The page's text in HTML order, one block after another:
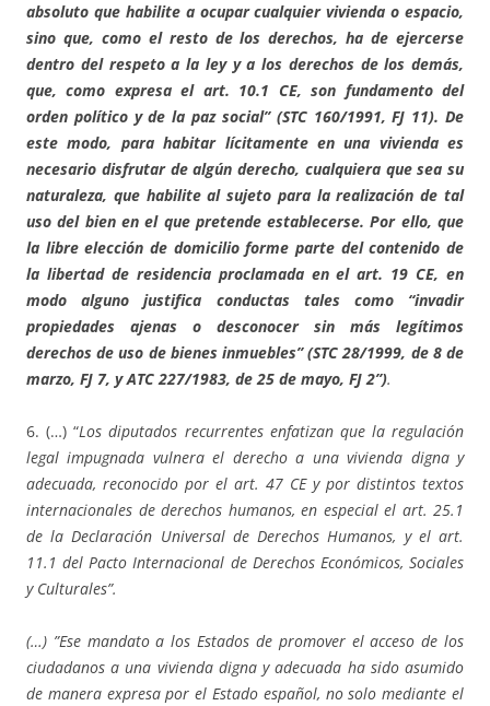
absoluto que habilite a ocupar cualquier vivienda o espacio,
sino que, como el resto de los derechos, ha de ejercerse
dentro del respeto a la ley y a los derechos de los demás,
que, como expresa el art. 10.1 CE, son fundamento del
orden político y de la paz social” (STC 160/1991, FJ 11). De
este modo, para habitar lícitamente en una vivienda es
necesario disfrutar de algún derecho, cualquiera que sea su
naturaleza, que habilite al sujeto para la realización de tal
uso del bien en el que pretende establecerse. Por ello, que
la libre elección de domicilio forme parte del contenido de
la libertad de residencia proclamada en el art. 19 CE, en
modo alguno justifica conductas tales como “invadir
propiedades ajenas o desconocer sin más legítimos
derechos de uso de bienes inmuebles” (STC 28/1999, de 8 de
marzo, FJ 7, y ATC 227/1983, de 25 de mayo, FJ 2”).
6. (…) “Los diputados recurrentes enfatizan que la regulación
legal impugnada vulnera el derecho a una vivienda digna y
adecuada, reconocido por el art. 47 CE y por distintos textos
internacionales de derechos humanos, en especial el art. 25.1
de la Declaración Universal de Derechos Humanos, y el art.
11.1 del Pacto Internacional de Derechos Económicos, Sociales
y Culturales”.
(…) ”Ese mandato a los Estados de promover el acceso de los
ciudadanos a una vivienda digna y adecuada ha sido asumido
de manera expresa por el Estado español, no solo mediante el